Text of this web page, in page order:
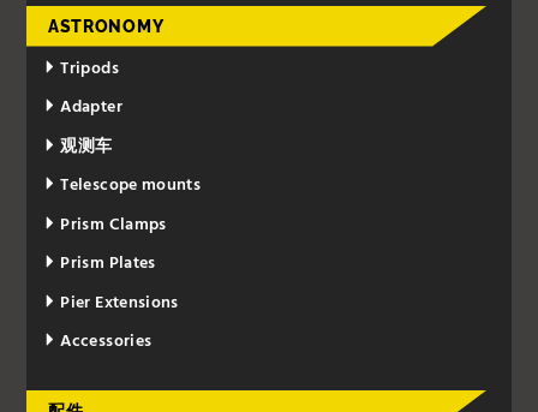
ASTRONOMY
Tripods
Adapter
观测车
Telescope mounts
Prism Clamps
Prism Plates
Pier Extensions
Accessories